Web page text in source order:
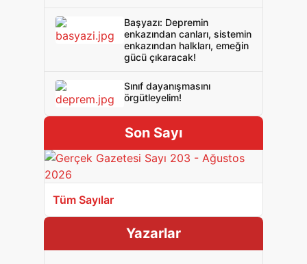
Başyazı: Depremin
enkazından canları, sistemin
enkazından halkları, emeğin
gücü çıkaracak!
Sınıf dayanışmasını
örgütleyelim!
Son Sayı
Tüm Sayılar
Yazarlar